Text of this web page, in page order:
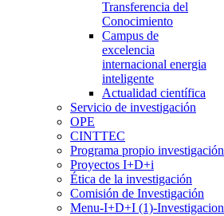
Transferencia del
Conocimiento
Campus de
excelencia
internacional energia
inteligente
Actualidad científica
Servicio de investigación
OPE
CINTTEC
Programa propio investigación
Proyectos I+D+i
Ética de la investigación
Comisión de Investigación
Menu-I+D+I (1)-Investigacion